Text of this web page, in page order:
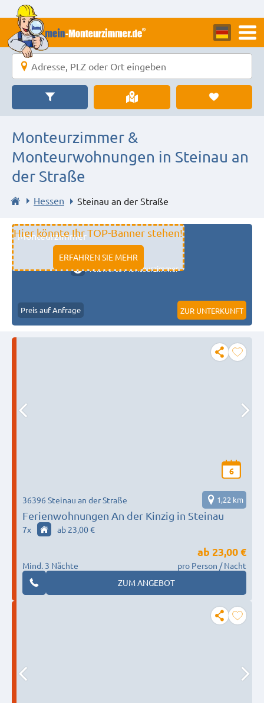
Monteurzimmer &
Monteurwohnungen in Steinau an
der Straße
Hessen Steinau an der Straße
Hier könnte Ihr TOP-Banner stehen!
ERFAHREN SIE MEHR
Monteurzimmer
11333 fulda
Preiswerte Monteurzimmer
Preis auf Anfrage ZUR UNTERKUNFT
6
Ferienwohnungen An der Kinzig in Steinau
36396 Steinau an der Straße 1,22 km
7x ab 23,00 €
Mind. 3 Nächte
ab 23,00 €
pro Person / Nacht
ZUM ANGEBOT